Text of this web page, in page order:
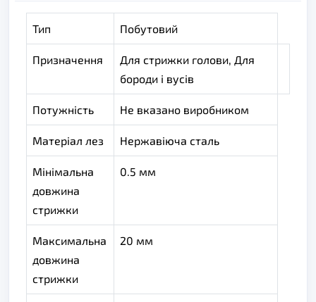
Тип Побутовий
Призначення
Для стрижки голови, Для
бороди і вусів
Потужність Не вказано виробником
Матеріал лез Нержавіюча сталь
Мінімальна
довжина
стрижки
0.5 мм
Максимальна
довжина
стрижки
20 мм